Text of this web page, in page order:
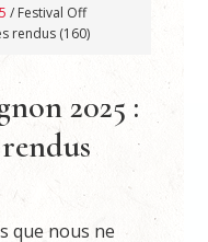
/ Festival Off
rendus (160)
2025 :
que nous ne